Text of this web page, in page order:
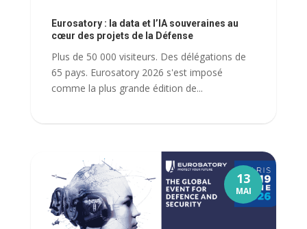
Eurosatory : la data et l’IA souveraines au
cœur des projets de la Défense
Plus de 50 000 visiteurs. Des délégations de
65 pays. Eurosatory 2026 s'est imposé
comme la plus grande édition de...
13
MAI